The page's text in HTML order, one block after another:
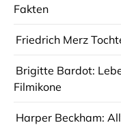
Fakten
Friedrich Merz
Brigitte Bardot:
Filmikone
Harper Beckham: